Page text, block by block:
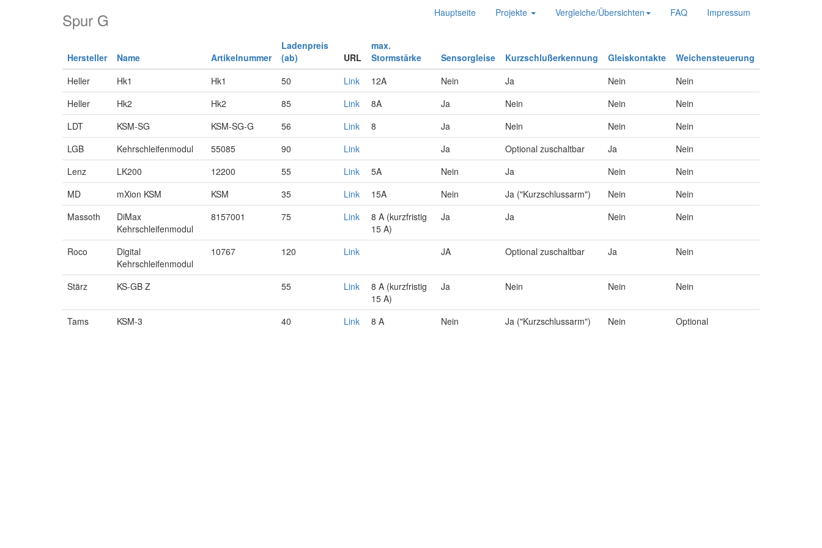
Hauptseite Projekte Vergleiche/Übersichten FAQ Impressum
Spur G
Hersteller Name Artikelnummer
Ladenpreis
(ab)
URL
max.
Stormstärke
Sensorgleise Kurzschlußerkennung Gleiskontakte
Weichensteuerung
Heller
Hk1 Hk1 50 Link 12A Nein Ja Nein
Nein
Heller
Hk2 Hk2 85 Link 8A Ja Nein Nein
Nein
LDT
KSM-SG KSM-SG-G 56 Link 8 Ja Nein Nein
Nein
LGB
Kehrschleifenmodul 55085 90 Link Ja Optional zuschaltbar Ja
Nein
Lenz
LK200 12200 55 Link 5A Nein Ja Nein
Nein
MD
mXion KSM KSM 35 Link 15A Nein Ja ("Kurzschlussarm") Nein
Nein
Massoth
DiMax
Kehrschleifenmodul
8157001 75 Link
8 A (kurzfristig
15 A)
Ja Ja Nein Nein
Roco
Digital
Kehrschleifenmodul
10767 120 Link JA Optional zuschaltbar Ja Nein
Stärz KS-GB Z 55 Link
8 A (kurzfristig
15 A)
Ja Nein Nein Nein
Tams KSM-3 40 Link 8 A Nein Ja ("Kurzschlussarm") Nein Optional